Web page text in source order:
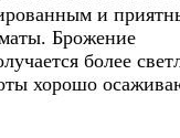
и
Брожение
более
хорошо